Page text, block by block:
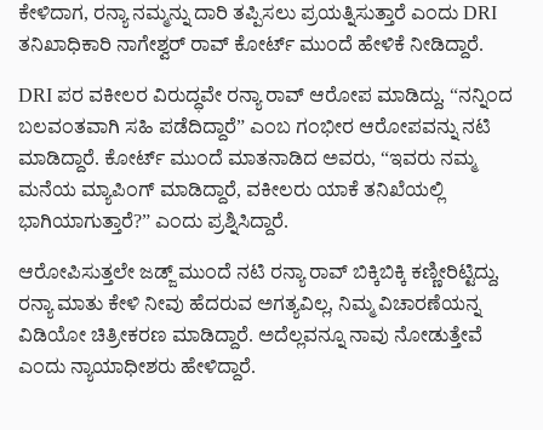
ಕೇಳಿದಾಗ, ರನ್ಯಾ ನಮ್ಮನ್ನು ದಾರಿ ತಪ್ಪಿಸಲು ಪ್ರಯತ್ನಿಸುತ್ತಾರೆ ಎಂದು DRI
ತನಿಖಾಧಿಕಾರಿ ನಾಗೇಶ್ವರ್ ರಾವ್ ಕೋರ್ಟ್‌ ಮುಂದೆ ಹೇಳಿಕೆ ನೀಡಿದ್ದಾರೆ.
DRI ಪರ ವಕೀಲರ ವಿರುದ್ಧವೇ ರನ್ಯಾ ರಾವ್‌ ಆರೋಪ ಮಾಡಿದ್ದು, “ನನ್ನಿಂದ
ಬಲವಂತವಾಗಿ ಸಹಿ ಪಡೆದಿದ್ದಾರೆ” ಎಂಬ ಗಂಭೀರ ಆರೋಪವನ್ನು ನಟಿ
ಮಾಡಿದ್ದಾರೆ. ಕೋರ್ಟ್ ಮುಂದೆ ಮಾತನಾಡಿದ ಅವರು, “ಇವರು ನಮ್ಮ
ಮನೆಯ ಮ್ಯಾಪಿಂಗ್ ಮಾಡಿದ್ದಾರೆ, ವಕೀಲರು ಯಾಕೆ ತನಿಖೆಯಲ್ಲಿ
ಭಾಗಿಯಾಗುತ್ತಾರೆ?” ಎಂದು ಪ್ರಶ್ನಿಸಿದ್ದಾರೆ.
ಆರೋಪಿಸುತ್ತಲೇ ಜಡ್ಜ್‌‌ ಮುಂದೆ ನಟಿ ರನ್ಯಾ ರಾವ್‌ ಬಿಕ್ಕಿಬಿಕ್ಕಿ ಕಣ್ಣೀರಿಟ್ಟಿದ್ದು,
ರನ್ಯಾ ಮಾತು ಕೇಳಿ ನೀವು ಹೆದರುವ ಅಗತ್ಯವಿಲ್ಲ, ನಿಮ್ಮ ವಿಚಾರಣೆಯನ್ನ
ವಿಡಿಯೋ ಚಿತ್ರೀಕರಣ ಮಾಡಿದ್ದಾರೆ. ಅದೆಲ್ಲವನ್ನೂ ನಾವು ನೋಡುತ್ತೇವೆ
ಎಂದು ನ್ಯಾಯಾಧೀಶರು ಹೇಳಿದ್ದಾರೆ.